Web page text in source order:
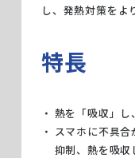
し、発熱対策をよ
特長
熱を「吸収」
スマホに不具
抑制、熱を吸収